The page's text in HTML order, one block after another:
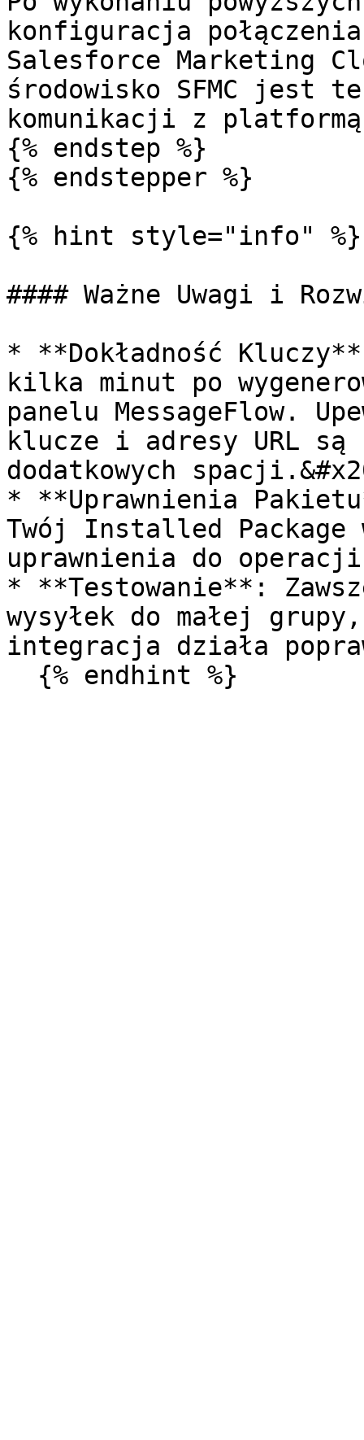
konfiguracja połączenia
Salesforce Marketing
środowisko SFMC jest
komunikacji z platformą
{% endstep %}
{% endstepper %}
{% hint style="info" %}
#### Ważne Uwagi i
* **Dokładność
kilka minut po
panelu MessageFlow.
klucze i adresy URL są
dodatkowych
* **Uprawnienia
Twój Installed Package
uprawnienia do
* **Testowanie**:
wysyłek do małej
integracja działa